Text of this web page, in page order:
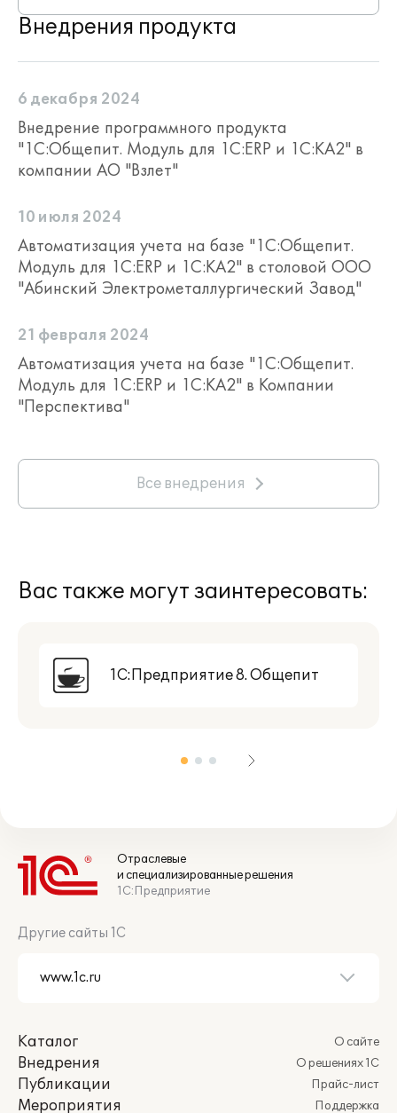
Плановая себестоимость блюд
Анализ инвентаризации с помощью
отчёта "Анализ движения продуктов
по видам операции"
Выбор и управление рецептурой
Внедрения продукта
6 декабря 2024
Внедрение программного продукта
"1С:Общепит. Модуль для 1С:ERP и 1С:КА2" в
компании АО "Взлет"
10 июля 2024
Автоматизация учета на базе "1С:Общепит.
Модуль для 1С:ERP и 1С:КА2" в столовой ООО
"Абинский Электрометаллургический Завод"
21 февраля 2024
Автоматизация учета на базе "1С:Общепит.
Модуль для 1С:ERP и 1С:КА2" в Компании
"Перспектива"
Все внедрения
Вас также могут заинтересовать:
1С:Предприятие 8. Общепит
Отраслевые
и специализированные решения
1С:Предприятие
Другие сайты 1С
Каталог
Внедрения
Публикации
Мероприятия
О сайте
О решениях 1С
Прайс-лист
Поддержка